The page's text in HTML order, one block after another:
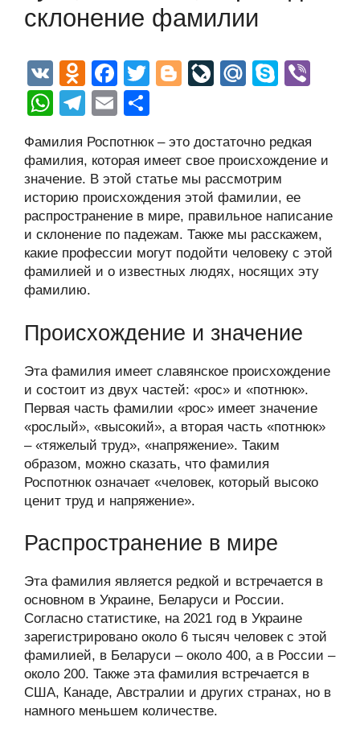
склонение фамилии
V
K
O
d
n
o
kl
a
ss
ni
ki
F
a
c
e
b
o
o
k
T
er
Bl
g
er
Li
J
o
ur
n
al
M
u
S
e
W
at
s
A
p
p
T
e
gr
a
m
E
ail р
а
в
и
ть
Фамилия Роспотнюк – это достаточно редкая
фамилия, которая имеет свое происхождение и
значение. В этой статье мы рассмотрим
историю происхождения этой фамилии, ее
распространение в мире, правильное написание
и склонение по падежам. Также мы расскажем,
какие профессии могут подойти человеку с этой
фамилией и о известных людях, носящих эту
фамилию.
Происхождение и значение
Эта фамилия имеет славянское происхождение
и состоит из двух частей: «рос» и «потнюк».
Первая часть фамилии «рос» имеет значение
«рослый», «высокий», а вторая часть «потнюк»
– «тяжелый труд», «напряжение». Таким
образом, можно сказать, что фамилия
Роспотнюк означает «человек, который высоко
ценит труд и напряжение».
Распространение в мире
Эта фамилия является редкой и встречается в
основном в Украине, Беларуси и России.
Согласно статистике, на 2021 год в Украине
зарегистрировано около 6 тысяч человек с этой
фамилией, в Беларуси – около 400, а в России –
около 200. Также эта фамилия встречается в
США, Канаде, Австралии и других странах, но в
намного меньшем количестве.